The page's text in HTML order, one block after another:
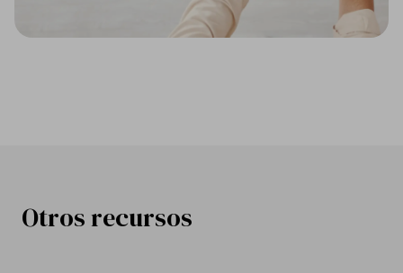
Otros recursos